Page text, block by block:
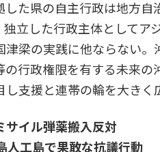
した県の自主行政は地方
独立した行政主体として
津梁の実践に他ならない
の行政権限を有する未来
支援と連帯の輪を大きく
サイル弾薬搬入反対
工島で果敢な抗議行動